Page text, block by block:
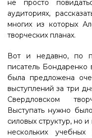
не просто
аудиториях,
многих из которых
творческих планах.
Вот и недавно, по
писатель Бондаренко
была предложена
выступлений за три
Свердловском
Выступать нужно
силовых структур, но
нескольких